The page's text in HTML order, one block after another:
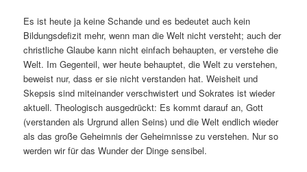
Es ist heute ja keine Schande und es bedeutet auch kein
Bildungsdefizit mehr, wenn man die Welt nicht versteht; auch der
christliche Glaube kann nicht einfach behaupten, er verstehe die
Welt. Im Gegenteil, wer heute behauptet, die Welt zu verstehen,
beweist nur, dass er sie nicht verstanden hat. Weisheit und
Skepsis sind miteinander verschwistert und Sokrates ist wieder
aktuell. Theologisch ausgedrückt: Es kommt darauf an, Gott
(verstanden als Urgrund allen Seins) und die Welt endlich wieder
als das große Geheimnis der Geheimnisse zu verstehen. Nur so
werden wir für das Wunder der Dinge sensibel.